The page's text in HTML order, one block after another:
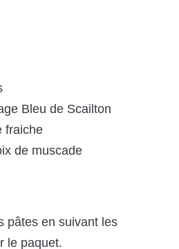
Bleu de Scailton
fraiche
de muscade
pâtes en suivant les
le paquet.